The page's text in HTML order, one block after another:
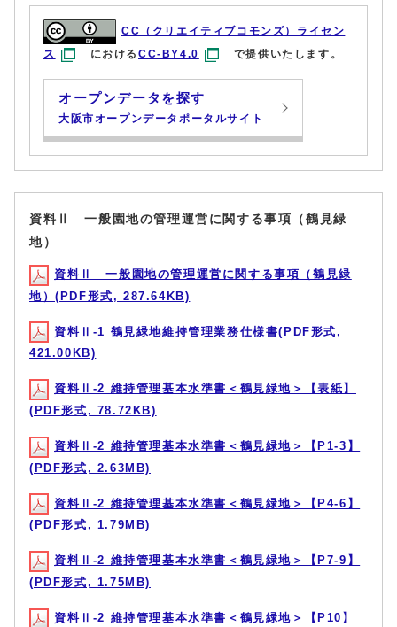
CC（クリエイティブコモンズ）ライセン
ス
におけるCC-BY4.0 で提供いたします。
オープンデータを探す
大阪市オープンデータポータルサイト
資料Ⅱ 一般園地の管理運営に関する事項（鶴見緑
地）
資料Ⅱ 一般園地の管理運営に関する事項（鶴見緑
地）(PDF形式, 287.64KB)
資料Ⅱ-1 鶴見緑地維持管理業務仕様書(PDF形式,
421.00KB)
資料Ⅱ-2 維持管理基本水準書＜鶴見緑地＞【表紙】
(PDF形式, 78.72KB)
資料Ⅱ-2 維持管理基本水準書＜鶴見緑地＞【P1-3】
(PDF形式, 2.63MB)
資料Ⅱ-2 維持管理基本水準書＜鶴見緑地＞【P4-6】
(PDF形式, 1.79MB)
資料Ⅱ-2 維持管理基本水準書＜鶴見緑地＞【P7-9】
(PDF形式, 1.75MB)
資料Ⅱ-2 維持管理基本水準書＜鶴見緑地＞【P10】